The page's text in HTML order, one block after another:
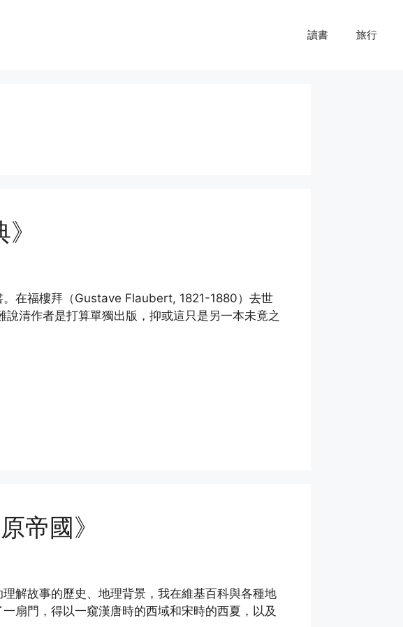
讀書 旅行
在福樓拜（Gustave Flaubert, 1821-1880）去世
清作者是打算單獨出版，抑或這只是另一本未竟之
帝國》
解故事的歷史、地理背景，我在維基百科與各種地
扇門，得以一窺漢唐時的西域和宋時的西夏，以及